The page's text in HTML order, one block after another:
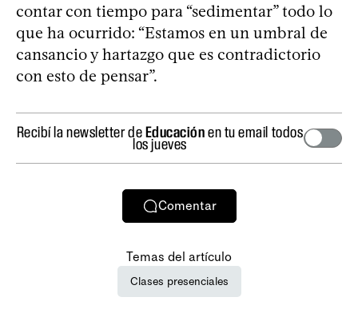
contar con tiempo para “sedimentar” todo lo
que ha ocurrido: “Estamos en un umbral de
cansancio y hartazgo que es contradictorio
con esto de pensar”.
Recibí la newsletter deEducaciónen tu email todos
los jueves
Comentar
Temas del artículo
Clases presenciales